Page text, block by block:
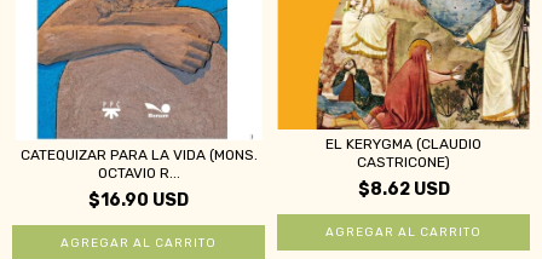
CATEQUIZAR PARA LA VIDA (MONS.
OCTAVIO R...
$16.90 USD
EL KERYGMA (CLAUDIO
CASTRICONE)
$8.62 USD